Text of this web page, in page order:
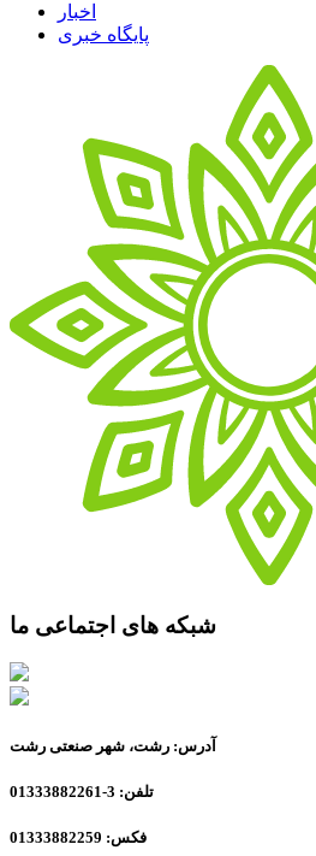
اخبار
پایگاه خبری
شبکه های اجتماعی ما
آدرس: رشت، شهر صنعتی رشت
تلفن: 3-01333882261
فکس: 01333882259